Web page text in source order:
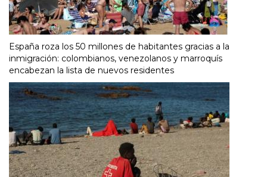
España roza los 50 millones de habitantes gracias a la
inmigración: colombianos, venezolanos y marroquís
encabezan la lista de nuevos residentes